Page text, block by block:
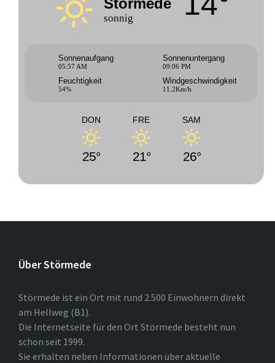
sonnig
Sonnenaufgang
05:57 AM
Sonnenuntergang
09:06 PM
Feuchtigkeit
54%
Windgeschwindigkeit
11.2Km/h
DON
25°
FRE
21°
SAM
26°
Über Störmede
Störmede ist ein Ort mit rund 2.500 Einwohnern direkt
am Hellweg (B1).
Die Internetseite für den Ort Störmede besteht nun
schon seit 1999.
Sie erhalten neben Informationen über aktuelle